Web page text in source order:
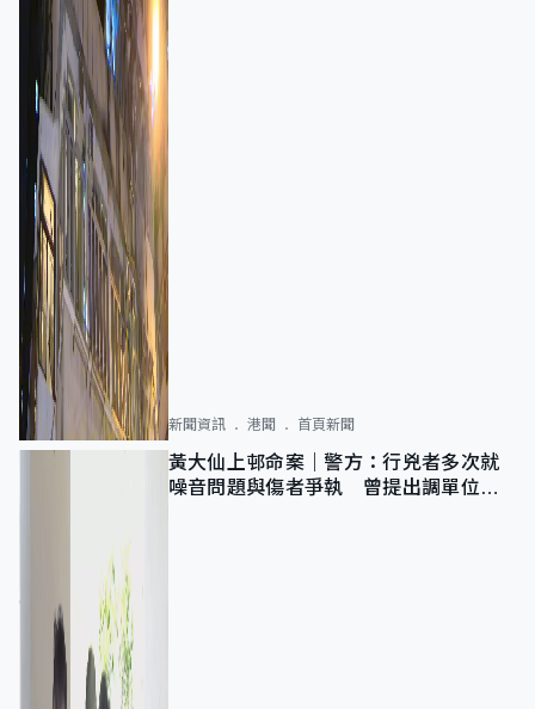
新聞資訊 港聞 首頁新聞
黃大仙上邨命案｜警方：行兇者多次就
噪音問題與傷者爭執 曾提出調單位已